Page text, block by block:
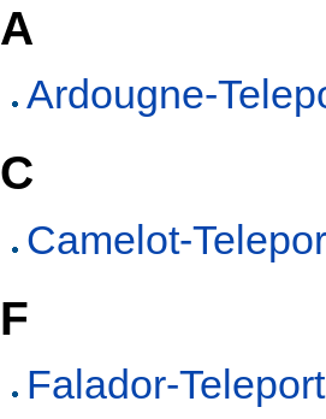
A
Ardougne-
C
Camelot-
F
Falador-Teleport